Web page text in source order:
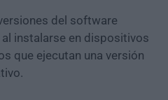
del software
instalarse en dispositivos
que ejecutan una versión